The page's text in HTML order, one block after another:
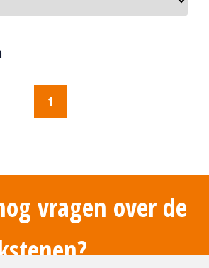
1
vragen over de